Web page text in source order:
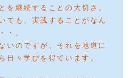
を継続することの大切さ。
ても、実践することがなん
・。
いのですが、それを地道に
日々学びを得ています。